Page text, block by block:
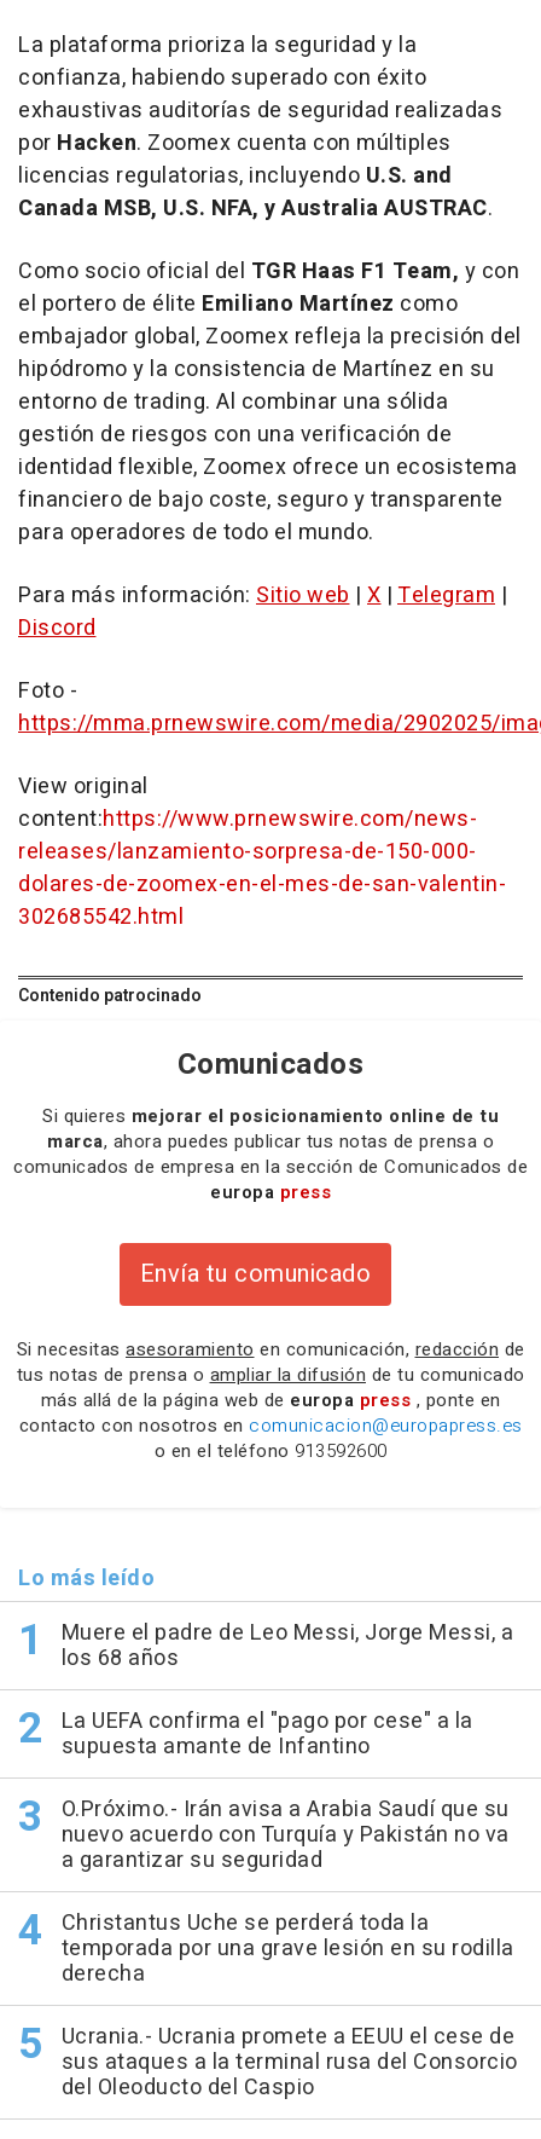
La plataforma prioriza la seguridad y la
confianza, habiendo superado con éxito
exhaustivas auditorías de seguridad realizadas
por Hacken. Zoomex cuenta con múltiples
licencias regulatorias, incluyendo U.S. and
Canada MSB, U.S. NFA, y Australia AUSTRAC.
Como socio oficial del TGR Haas F1 Team, y con
el portero de élite Emiliano Martínez como
embajador global, Zoomex refleja la precisión del
hipódromo y la consistencia de Martínez en su
entorno de trading. Al combinar una sólida
gestión de riesgos con una verificación de
identidad flexible, Zoomex ofrece un ecosistema
financiero de bajo coste, seguro y transparente
para operadores de todo el mundo.
Para más información: Sitio web| X|Telegram |
Discord
Foto -
https://mma.prnewswire.com/media/2902025/
View original
content:https://www.prnewswire.com/news-
releases/lanzamiento-sorpresa-de-150-000-
dolares-de-zoomex-en-el-mes-de-san-valentin-
302685542.html
Contenido patrocinado
Comunicados
Si quieres mejorar el posicionamiento online de tu
marca, ahora puedes publicar tus notas de prensa o
comunicados de empresa en la sección de Comunicados de
europa press
Envía tu comunicado
Si necesitas asesoramiento en comunicación, redacción de
tus notas de prensa o ampliar la difusión de tu comunicado
más allá de la página web de europa press , ponte en
contacto con nosotros en comunicacion@europapress.es
o en el teléfono 913592600
Lo más leído
Muere el padre de Leo Messi, Jorge Messi, a
los 68 años
La UEFA confirma el "pago por cese" a la
supuesta amante de Infantino
O.Próximo.- Irán avisa a Arabia Saudí que su
nuevo acuerdo con Turquía y Pakistán no va
a garantizar su seguridad
Christantus Uche se perderá toda la
temporada por una grave lesión en su rodilla
derecha
Ucrania.- Ucrania promete a EEUU el cese de
sus ataques a la terminal rusa del Consorcio
del Oleoducto del Caspio